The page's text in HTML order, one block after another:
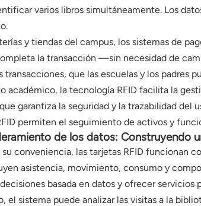
varios libros simultáneamente. Los
y tiendas del campus, los sistemas de
la transacción —sin necesidad de
transacciones, que las escuelas y los padres
académico, la tecnología RFID facilita la
garantiza la seguridad y la trazabilidad
permiten el seguimiento de activos y
de los datos: Construyendo
su conveniencia, las tarjetas RFID funcionan
asistencia, movimiento, consumo y
basada en datos y ofrecer servicios
el sistema puede analizar las visitas a la